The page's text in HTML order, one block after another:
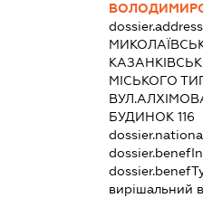
МІСЬКОГО
БУДИНОК 116
вирішальний